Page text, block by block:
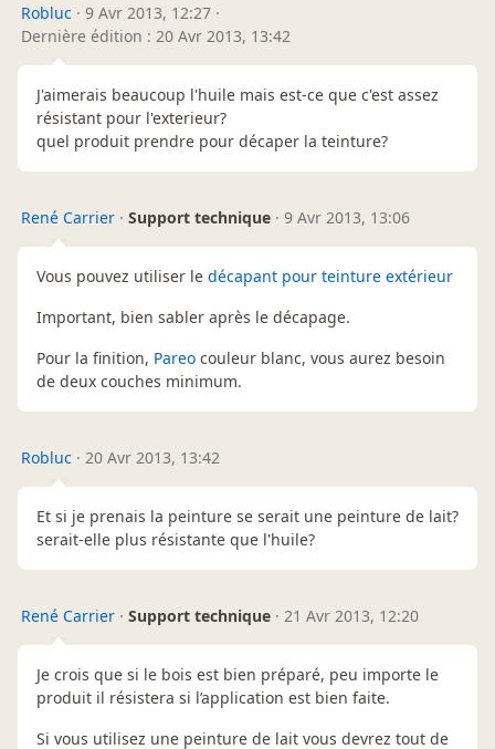
Robluc · 9 Avr 2013, 12:27 ·
Dernière édition : 20 Avr 2013, 13:42
J'aimerais beaucoup l'huile mais est-ce que c'est assez
résistant pour l'exterieur?
quel produit prendre pour décaper la teinture?
René Carrier · Support technique · 9 Avr 2013, 13:06
Vous pouvez utiliser le décapant pour teinture extérieur
Important, bien sabler après le décapage.
Pour la finition, Pareo couleur blanc, vous aurez besoin
de deux couches minimum.
Robluc · 20 Avr 2013, 13:42
Et si je prenais la peinture se serait une peinture de lait?
serait-elle plus résistante que l'huile?
René Carrier · Support technique · 21 Avr 2013, 12:20
Je crois que si le bois est bien préparé, peu importe le
produit il résistera si l’application est bien faite.
Si vous utilisez une peinture de lait vous devrez tout de